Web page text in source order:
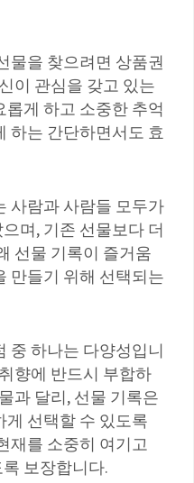
물을 찾으려면 상품권
이 관심을 갖고 있는
게 하고 소중한 추억
하는 간단하면서도 효
사람과 사람들 모두가
며, 기존 선물보다 더
선물 기록이 즐거움
만들기 위해 선택되는
중 하나는 다양성입니
향에 반드시 부합하
과 달리, 선물 기록은
선택할 수 있도록
재를 소중히 여기고
보장합니다.